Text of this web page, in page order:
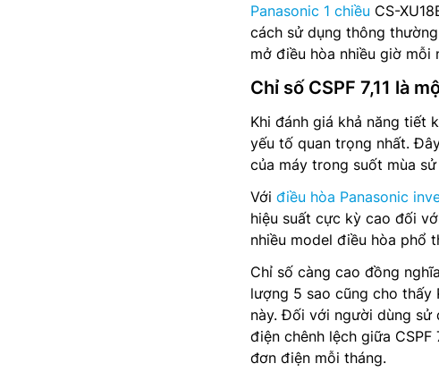
Panasonic 1 chiều CS-
cách sử dụng thông
mở điều hòa nhiều giờ mỗi
Chỉ số CSPF 7,11 là
Khi đánh giá khả năng tiết
yếu tố quan trọng nhất.
của máy trong suốt mùa
Với điều hòa Panasonic
hiệu suất cực kỳ cao đối
nhiều model điều hòa phổ
Chỉ số càng cao đồng
lượng 5 sao cũng cho thấy
này. Đối với người dùng sử
điện chênh lệch giữa
đơn điện mỗi tháng.